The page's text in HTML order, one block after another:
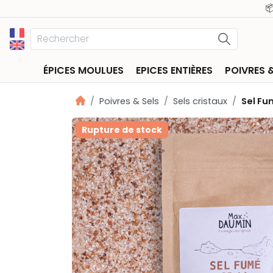
📦
ÉPICES MOULUES EPICES ENTIÈRES POIVRES
Poivres & Sels Sels cristaux Sel
Rupture de stock